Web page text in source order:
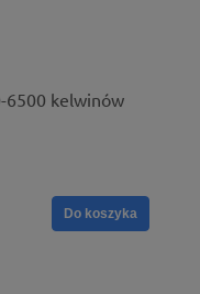
6500 kelwinów
Do koszyka